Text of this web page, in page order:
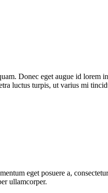
Donec eget augue id lorem
luctus turpis, ut varius mi
eget posuere a,
ullamcorper.